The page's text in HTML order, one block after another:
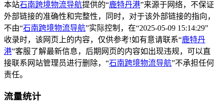
本站石南跨境物流导航提供的“鹿特丹港”来源于网络，不保证
外部链接的准确性和完整性，同时，对于该外部链接的指向，
不由“石南跨境物流导航”实际控制，在“2025-05-09 15:14:29”
收录时，该网页上的内容，仅供参考!如有意请联系“鹿特丹
港”客服了解最新信息，后期网页的内容如出现违规，可以直
接联系网站管理员进行删除，“石南跨境物流导航”不承担任何
责任。
流量统计